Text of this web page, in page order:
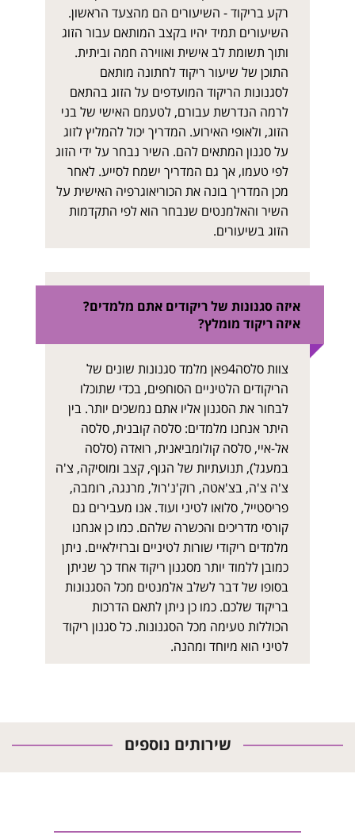
רקע בריקוד - השיעורים הם מהצעד הראשון.
השיעורים תמיד יהיו בקצב המותאם עבור הזוג
ותוך תשומת לב אישית ואווירה חמה וביתית.
התוכן של שיעור ריקוד לחתונה מותאם
לסגנונות הריקוד המועדפים על הזוג בהתאם
לרמה הנדרשת עבורם, לטעמם האישי של בני
הזוג, ולאופי האירוע. המדריך יכול להמליץ לזוג
על סגנון המתאים להם. השיר נבחר על ידי הזוג
לפי טעמו, אך גם המדריך ישמח לסייע. לאחר
מכן המדריך בונה את הכוריאוגרפיה האישית על
השיר והאלמנטים שנבחר הוא לפי התקדמות
הזוג בשיעורים.
איזה סגנונות של ריקודים אתם מלמדים?
איזה ריקוד מומלץ?
צוות סלסה4פאן מלמד סגנונות שונים של
הריקודים הלטיניים הסוחפים, בכדי שתוכלו
לבחור את הסגנון אליו אתם נמשכים יותר. בין
היתר אנחנו מלמדים: סלסה קובנית, סלסה
אל-איי, סלסה קולומביאנית, רואדה (סלסה
במעגל), תנועתיות של הגוף, קצב ומוסיקה, צ'ה
צ'ה צ'ה, בצ'אטה, רוק'נ'רול, מרנגה, רומבה,
פריסטייל, סלואו לטיני ועוד. אנו מעבירים גם
קורסי מדריכים והכשרה שלהם. כמו כן אנחנו
מלמדים ריקודי שורות לטיניים וברזילאיים. ניתן
כמובן ללמוד יותר מסגנון ריקוד אחד כך שניתן
בסופו של דבר לשלב אלמנטים מכל הסגנונות
בריקוד שלכם. כמו כן ניתן לתאם הדרכות
הכוללות טעימה מכל הסגנונות. כל סגנון ריקוד
לטיני הוא מיוחד ומהנה.
שירותים נוספים